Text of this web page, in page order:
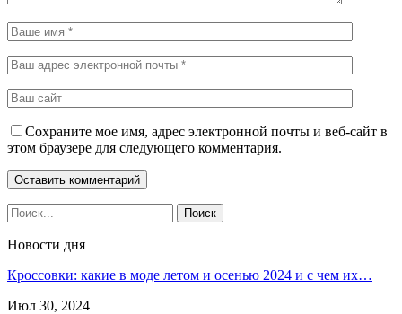
Сохраните мое имя, адрес электронной почты и веб-сайт в
этом браузере для следующего комментария.
Новости дня
Кроссовки: какие в моде летом и осенью 2024 и с чем их…
Июл 30, 2024